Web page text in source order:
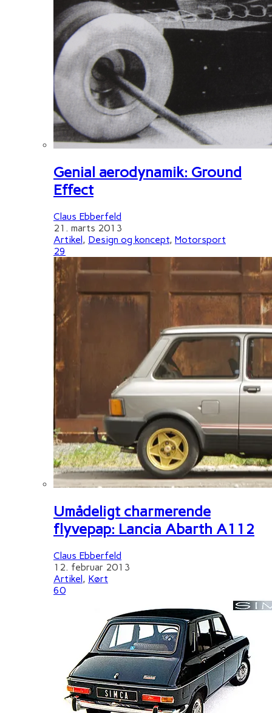
Genial aerodynamik: Ground
Effect
Claus Ebberfeld
21. marts 2013
Artikel, Design og koncept, Motorsport
29
Umådeligt charmerende
flyvepap: Lancia Abarth A112
Claus Ebberfeld
12. februar 2013
Artikel, Kørt
60